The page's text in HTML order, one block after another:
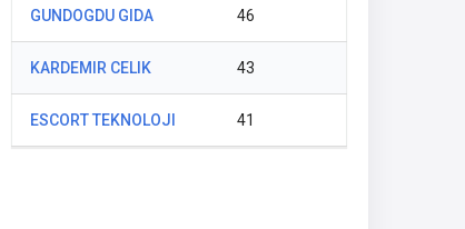
GUNDOGDU GIDA 46
KARDEMIR CELIK 43
ESCORT TEKNOLOJI 41